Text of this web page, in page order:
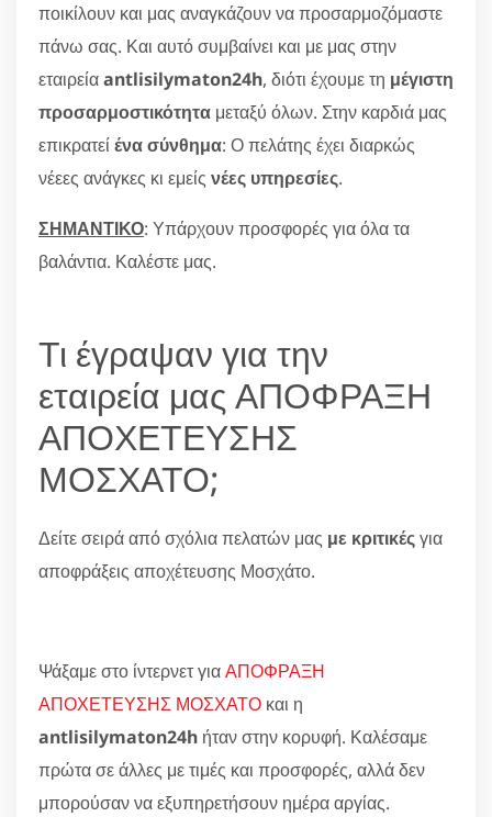
ποικίλουν και μας αναγκάζουν να προσαρμοζόμαστε
πάνω σας. Και αυτό συμβαίνει και με μας στην
εταιρείαantlisilymaton24h, διότι έχουμε τη μέγιστη
προσαρμοστικότητα μεταξύ όλων. Στην καρδιά μας
επικρατείένα σύνθημα: Ο πελάτης έχει διαρκώς
νέεες ανάγκες κι εμείς νέες υπηρεσίες.
ΣΗΜΑΝΤΙΚΟ: Υπάρχουν προσφορές για όλα τα
βαλάντια. Καλέστε μας.
Τι έγραψαν για την
εταιρεία μας ΑΠΟΦΡΑΞΗ
ΑΠΟΧΕΤΕΥΣΗΣ
ΜΟΣΧΑΤΟ;
Δείτε σειρά από σχόλια πελατών μας με κριτικέςγια
αποφράξεις αποχέτευσης Μοσχάτο.
Ψάξαμε στο ίντερνετ γιαΑΠΟΦΡΑΞΗ
ΑΠΟΧΕΤΕΥΣΗΣ ΜΟΣΧΑΤΟ και η
antlisilymaton24h ήταν στην κορυφή. Καλέσαμε
πρώτα σε άλλες με τιμές και προσφορές, αλλά δεν
μπορούσαν να εξυπηρετήσουν ημέρα αργίας.